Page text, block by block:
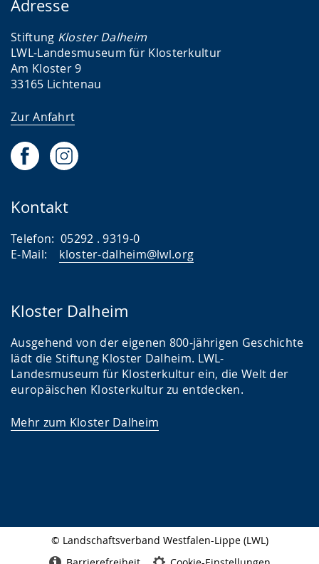
Adresse
Stiftung Kloster Dalheim
LWL-Landesmuseum für Klosterkultur
Am Kloster 9
33165 Lichtenau
Zur Anfahrt
Kontakt
Telefon: 05292 . 9319-0
E-Mail: kloster-dalheim@lwl.org
Kloster Dalheim
Ausgehend von der eigenen 800-jährigen Geschichte
lädt die Stiftung Kloster Dalheim. LWL-
Landesmuseum für Klosterkultur ein, die Welt der
europäischen Klosterkultur zu entdecken.
Mehr zum Kloster Dalheim
© Landschaftsverband Westfalen-Lippe (LWL)